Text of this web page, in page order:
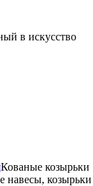
в искусство
Кованые козырьки
навесы,